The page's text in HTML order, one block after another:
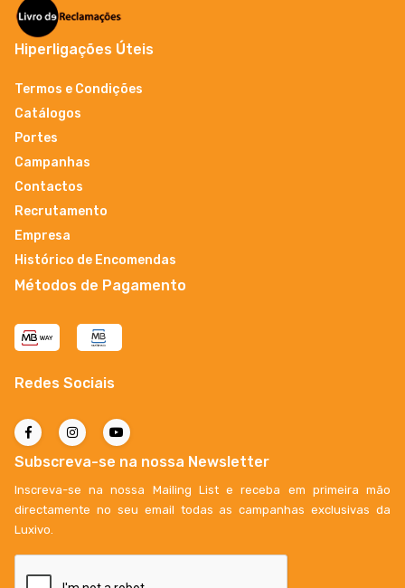
Hiperligações Úteis
Termos e Condições
Catálogos
Portes
Campanhas
Contactos
Recrutamento
Empresa
Histórico de Encomendas
Métodos de Pagamento
Redes Sociais
Subscreva-se na nossa Newsletter
Inscreva-se na nossa Mailing List e receba em primeira mão
directamente no seu email todas as campanhas exclusivas da
Luxivo.